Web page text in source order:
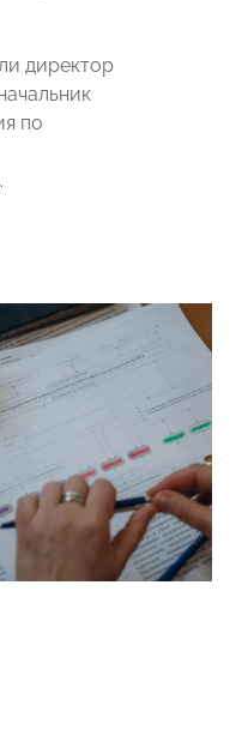
директор
по
.